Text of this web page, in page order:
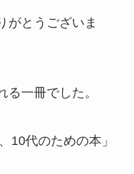
がとうございま
一冊でした。
10代のための本」